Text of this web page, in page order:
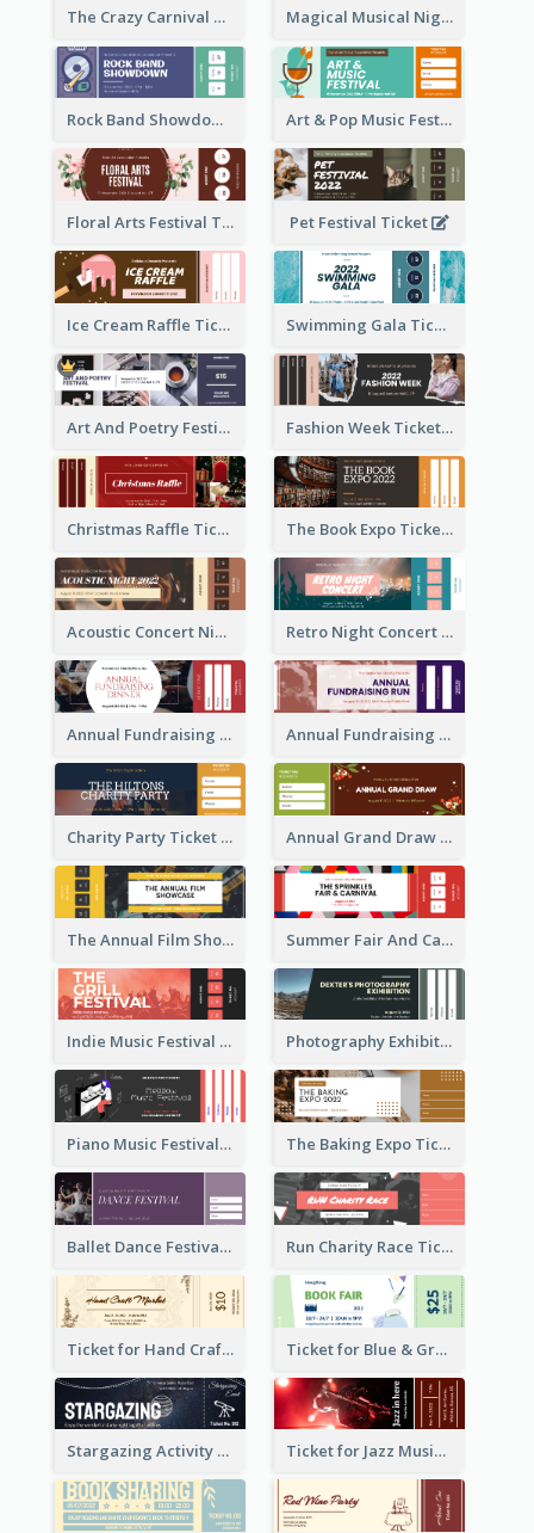
The Crazy Carnival Ticket Magical Musical Night Ticket
Rock Band Showdown Ticket Art & Pop Music Festival Ticket
Floral Arts Festival Ticket Pet Festival Ticket
Ice Cream Raffle Ticket Swimming Gala Ticket
Art And Poetry Festival Ticket Fashion Week Ticket
Christmas Raffle Ticket The Book Expo Ticket
Acoustic Concert Night Ticket Retro Night Concert Ticket
Annual Fundraising Dinner Ticket Annual Fundraising Run Ticket
Charity Party Ticket Annual Grand Draw Ticket
The Annual Film Showcase Ticket Summer Fair And Carnival Ticket
Indie Music Festival Ticket Photography Exhibition Ticket
Piano Music Festival Ticket The Baking Expo Ticket
Ballet Dance Festival Ticket Run Charity Race Ticket
Ticket for Hand Craft Market Ticket for Blue & Green Book Fair
Stargazing Activity Ticket Ticket for Jazz Music Festival